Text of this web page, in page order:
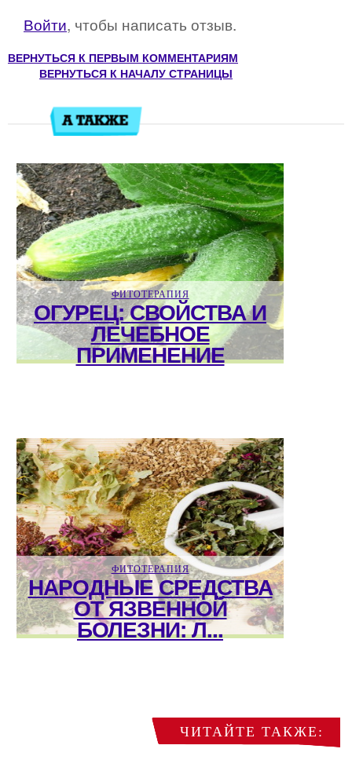
Войти, чтобы написать отзыв.
ВЕРНУТЬСЯ К ПЕРВЫМ КОММЕНТАРИЯМ
ВЕРНУТЬСЯ К НАЧАЛУ СТРАНИЦЫ
ФИТОТЕРАПИЯ
ОГУРЕЦ: СВОЙСТВА И
ЛЕЧЕБНОЕ
ПРИМЕНЕНИЕ
ФИТОТЕРАПИЯ
НАРОДНЫЕ СРЕДСТВА
ОТ ЯЗВЕННОЙ
БОЛЕЗНИ: Л...
ЧИТАЙТЕ ТАКЖЕ: